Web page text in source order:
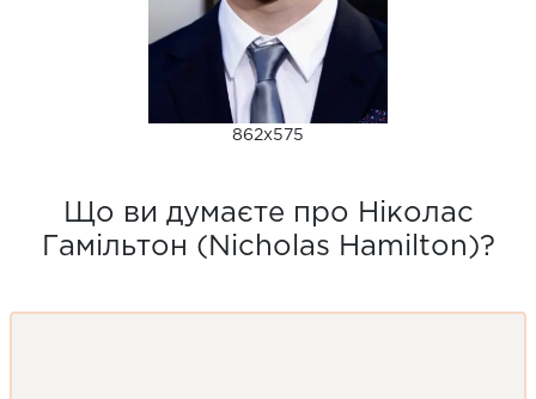
862x575
Що ви думаєте про Ніколас
Гамільтон (Nicholas Hamilton)?